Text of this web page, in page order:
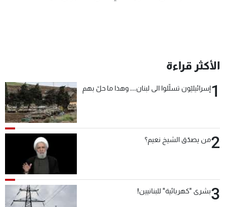
الأكثر قراءة
1إسرائيليّون تسلّلوا الى لبنان... وهذا ما حلّ بهم
2من يصدّق الشيخ نعيم؟
3بشرى "كهربائية" للبنانيين!